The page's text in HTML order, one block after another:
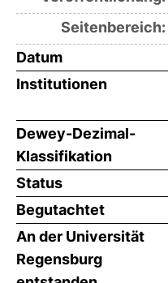
Seitenbereich:
Datum
Institutionen
Dewey-Dezimal-
Klassifikation
Status
Begutachtet
An der Universität
Regensburg